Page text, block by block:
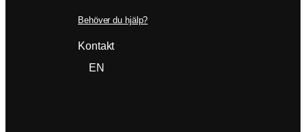
Behöver du hjälp?
Kontakt
EN